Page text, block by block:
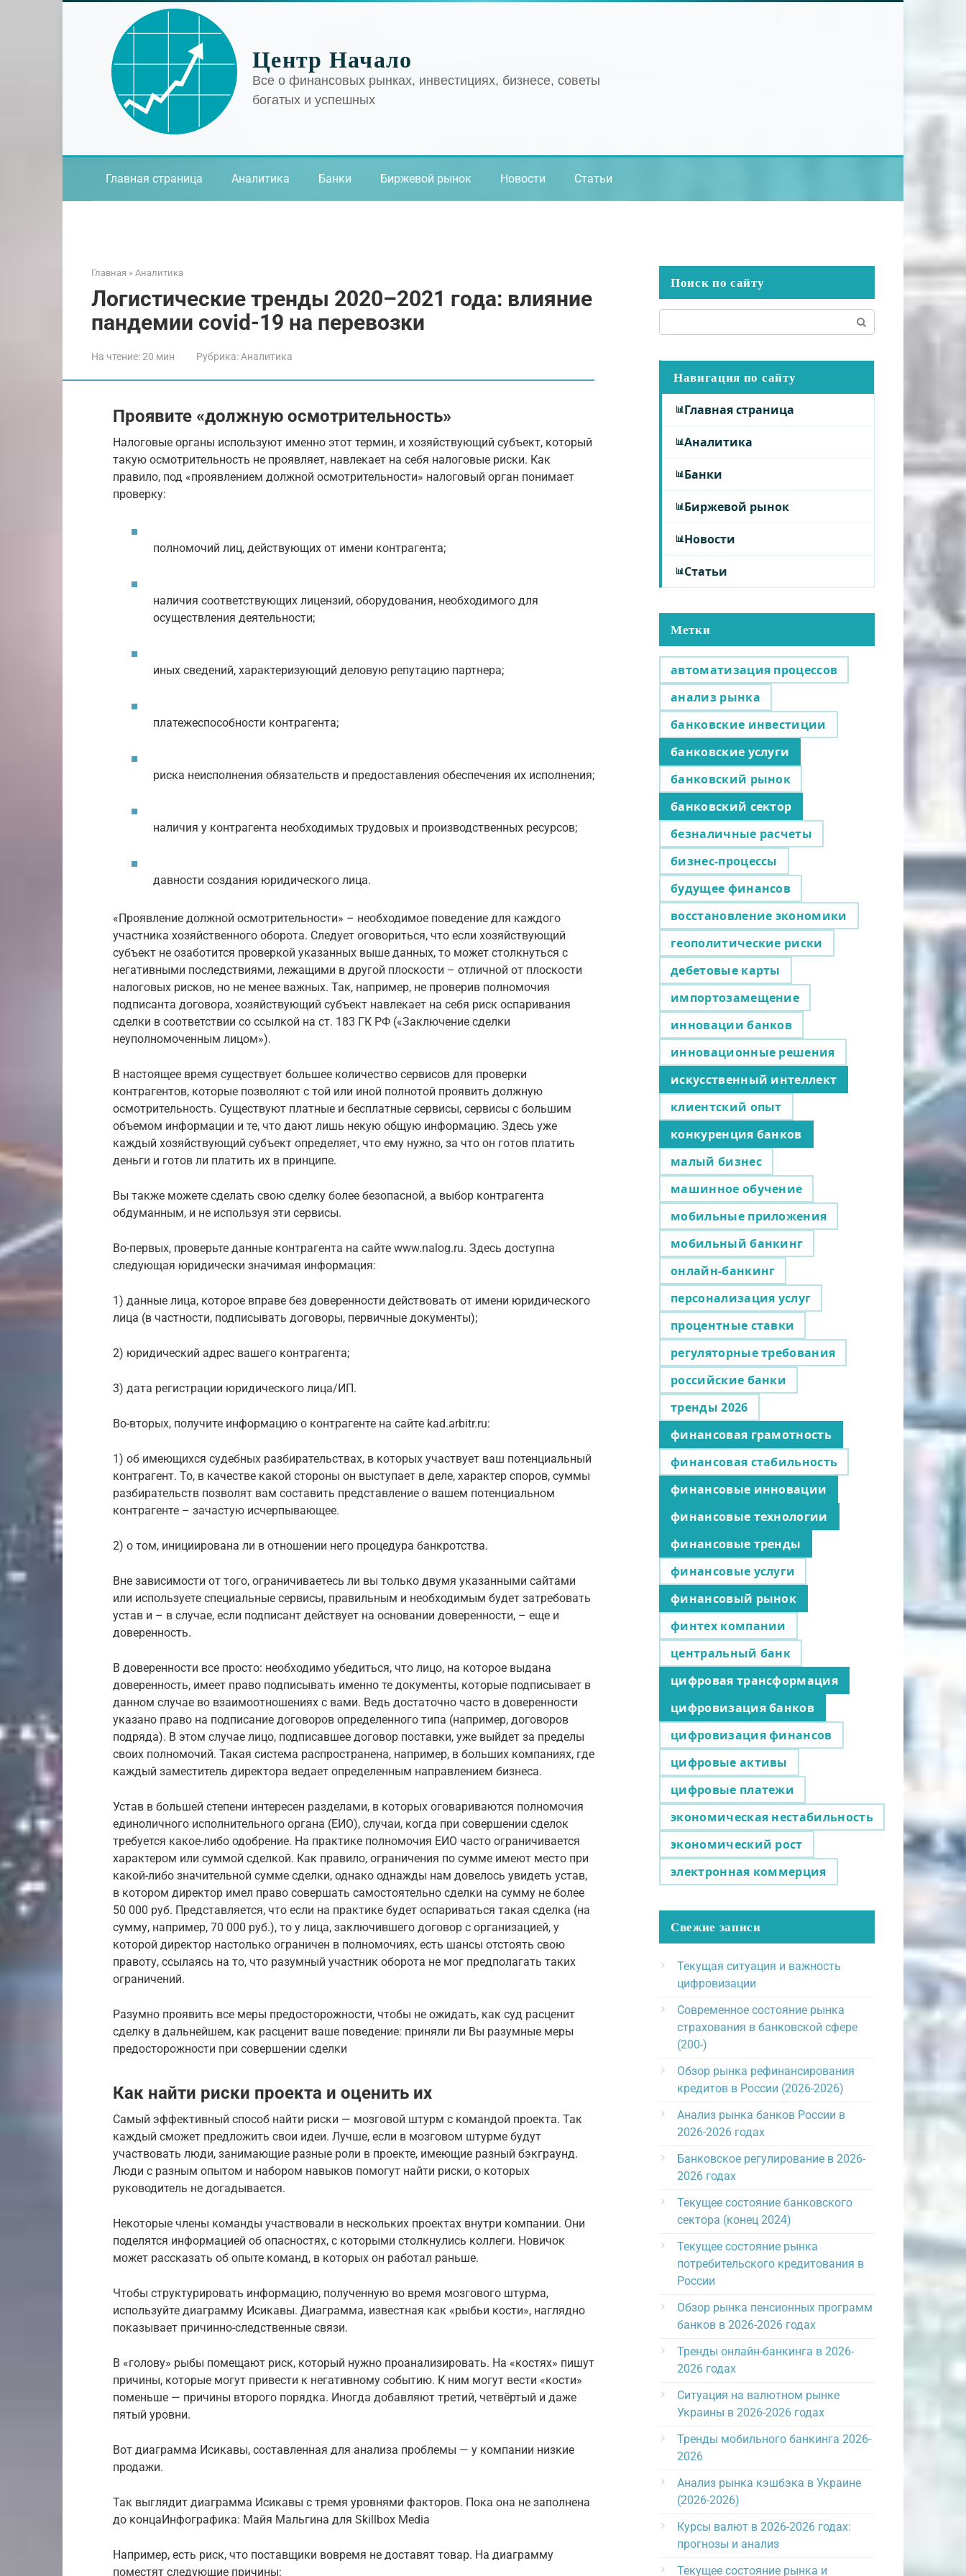
Центр Начало
Все о финансовых рынках, инвестициях, бизнесе, советы
богатых и успешных
Главная страница Аналитика Банки Биржевой рынок Новости Статьи
Главная » Аналитика
Логистические тренды 2020–2021 года: влияние
пандемии covid-19 на перевозки
На чтение:20 мин Рубрика: Аналитика
Проявите «должную осмотрительность»
Налоговые органы используют именно этот термин, и хозяйствующий субъект, который
такую осмотрительность не проявляет, навлекает на себя налоговые риски. Как
правило, под «проявлением должной осмотрительности» налоговый орган понимает
проверку:
полномочий лиц, действующих от имени контрагента;
наличия соответствующих лицензий, оборудования, необходимого для
осуществления деятельности;
иных сведений, характеризующий деловую репутацию партнера;
платежеспособности контрагента;
риска неисполнения обязательств и предоставления обеспечения их исполнения;
наличия у контрагента необходимых трудовых и производственных ресурсов;
давности создания юридического лица.
«Проявление должной осмотрительности» – необходимое поведение для каждого
участника хозяйственного оборота. Следует оговориться, что если хозяйствующий
субъект не озаботится проверкой указанных выше данных, то может столкнуться с
негативными последствиями, лежащими в другой плоскости – отличной от плоскости
налоговых рисков, но не менее важных. Так, например, не проверив полномочия
подписанта договора, хозяйствующий субъект навлекает на себя риск оспаривания
сделки в соответствии со ссылкой на ст. 183 ГК РФ («Заключение сделки
неуполномоченным лицом»).
В настоящее время существует большее количество сервисов для проверки
контрагентов, которые позволяют с той или иной полнотой проявить должную
осмотрительность. Существуют платные и бесплатные сервисы, сервисы с большим
объемом информации и те, что дают лишь некую общую информацию. Здесь уже
каждый хозяйствующий субъект определяет, что ему нужно, за что он готов платить
деньги и готов ли платить их в принципе.
Вы также можете сделать свою сделку более безопасной, а выбор контрагента
обдуманным, и не используя эти сервисы.
Во-первых, проверьте данные контрагента на сайте www.nalog.ru. Здесь доступна
следующая юридически значимая информация:
1) данные лица, которое вправе без доверенности действовать от имени юридического
лица (в частности, подписывать договоры, первичные документы);
2) юридический адрес вашего контрагента;
3) дата регистрации юридического лица/ИП.
Во-вторых, получите информацию о контрагенте на сайте kad.arbitr.ru:
1) об имеющихся судебных разбирательствах, в которых участвует ваш потенциальный
контрагент. То, в качестве какой стороны он выступает в деле, характер споров, суммы
разбирательств позволят вам составить представление о вашем потенциальном
контрагенте – зачастую исчерпывающее.
2) о том, инициирована ли в отношении него процедура банкротства.
Вне зависимости от того, ограничиваетесь ли вы только двумя указанными сайтами
или используете специальные сервисы, правильным и необходимым будет затребовать
устав и – в случае, если подписант действует на основании доверенности, – еще и
доверенность.
В доверенности все просто: необходимо убедиться, что лицо, на которое выдана
доверенность, имеет право подписывать именно те документы, которые подписывает в
данном случае во взаимоотношениях с вами. Ведь достаточно часто в доверенности
указано право на подписание договоров определенного типа (например, договоров
подряда). В этом случае лицо, подписавшее договор поставки, уже выйдет за пределы
своих полномочий. Такая система распространена, например, в больших компаниях, где
каждый заместитель директора ведает определенным направлением бизнеса.
Устав в большей степени интересен разделами, в которых оговариваются полномочия
единоличного исполнительного органа (ЕИО), случаи, когда при совершении сделок
требуется какое-либо одобрение. На практике полномочия ЕИО часто ограничивается
характером или суммой сделкой. Как правило, ограничения по сумме имеют место при
какой-либо значительной сумме сделки, однако однажды нам довелось увидеть устав,
в котором директор имел право совершать самостоятельно сделки на сумму не более
50 000 руб. Представляется, что если на практике будет оспариваться такая сделка (на
сумму, например, 70 000 руб.), то у лица, заключившего договор с организацией, у
которой директор настолько ограничен в полномочиях, есть шансы отстоять свою
правоту, ссылаясь на то, что разумный участник оборота не мог предполагать таких
ограничений.
Разумно проявить все меры предосторожности, чтобы не ожидать, как суд расценит
сделку в дальнейшем, как расценит ваше поведение: приняли ли Вы разумные меры
предосторожности при совершении сделки
Как найти риски проекта и оценить их
Самый эффективный способ найти риски — мозговой штурм с командой проекта. Так
каждый сможет предложить свои идеи. Лучше, если в мозговом штурме будут
участвовать люди, занимающие разные роли в проекте, имеющие разный бэкграунд.
Люди с разным опытом и набором навыков помогут найти риски, о которых
руководитель не догадывается.
Некоторые члены команды участвовали в нескольких проектах внутри компании. Они
поделятся информацией об опасностях, с которыми столкнулись коллеги. Новичок
может рассказать об опыте команд, в которых он работал раньше.
Чтобы структурировать информацию, полученную во время мозгового штурма,
используйте диаграмму Исикавы. Диаграмма, известная как «рыбьи кости», наглядно
показывает причинно-следственные связи.
В «голову» рыбы помещают риск, который нужно проанализировать. На «костях» пишут
причины, которые могут привести к негативному событию. К ним могут вести «кости»
поменьше — причины второго порядка. Иногда добавляют третий, четвёртый и даже
пятый уровни.
Вот диаграмма Исикавы, составленная для анализа проблемы — у компании низкие
продажи.
Так выглядит диаграмма Исикавы с тремя уровнями факторов. Пока она не заполнена
до концаИнфографика: Майя Мальгина для Skillbox Media
Например, есть риск, что поставщики вовремя не доставят товар. На диаграмму
поместят следующие причины:
Поиск по сайту
Навигация по сайту
Главная страница
Аналитика
Банки
Биржевой рынок
Новости
Статьи
Метки
автоматизация процессов
анализ рынка
банковские инвестиции
банковские услуги
банковский рынок
банковский сектор
безналичные расчеты
бизнес-процессы
будущее финансов
восстановление экономики
геополитические риски
дебетовые карты
импортозамещение
инновации банков
инновационные решения
искусственный интеллект
клиентский опыт
конкуренция банков
малый бизнес
машинное обучение
мобильные приложения
мобильный банкинг
онлайн-банкинг
персонализация услуг
процентные ставки
регуляторные требования
российские банки
тренды 2026
финансовая грамотность
финансовая стабильность
финансовые инновации
финансовые технологии
финансовые тренды
финансовые услуги
финансовый рынок
финтех компании
центральный банк
цифровая трансформация
цифровизация банков
цифровизация финансов
цифровые активы
цифровые платежи
экономическая нестабильность
экономический рост
электронная коммерция
Свежие записи
Текущая ситуация и важность
цифровизации
Современное состояние рынка
страхования в банковской сфере
(200-)
Обзор рынка рефинансирования
кредитов в России (2026-2026)
Анализ рынка банков России в
2026-2026 годах
Банковское регулирование в 2026-
2026 годах
Текущее состояние банковского
сектора (конец 2024)
Текущее состояние рынка
потребительского кредитования в
России
Обзор рынка пенсионных программ
банков в 2026-2026 годах
Тренды онлайн-банкинга в 2026-
2026 годах
Ситуация на валютном рынке
Украины в 2026-2026 годах
Тренды мобильного банкинга 2026-
2026
Анализ рынка кэшбэка в Украине
(2026-2026)
Курсы валют в 2026-2026 годах:
прогнозы и анализ
Текущее состояние рынка и